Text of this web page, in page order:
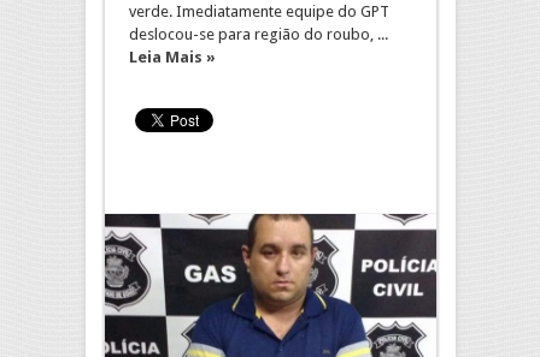
verde. Imediatamente equipe do GPT
deslocou-se para região do roubo, ...
Leia Mais »